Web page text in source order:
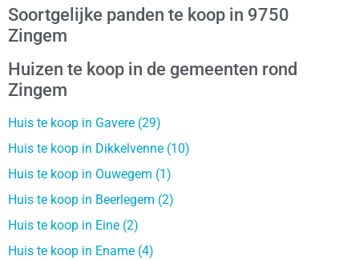
Soortgelijke panden te koop in 9750
Zingem
Huizen te koop in de gemeenten rond
Zingem
Huis te koop in Gavere (29)
Huis te koop in Dikkelvenne (10)
Huis te koop in Ouwegem (1)
Huis te koop in Beerlegem (2)
Huis te koop in Eine (2)
Huis te koop in Ename (4)